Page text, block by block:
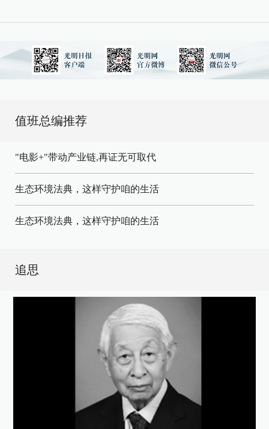
值班总编推荐
"电影+"带动产业链,再证无可取代
生态环境法典，这样守护咱的生活
生态环境法典，这样守护咱的生活
追思